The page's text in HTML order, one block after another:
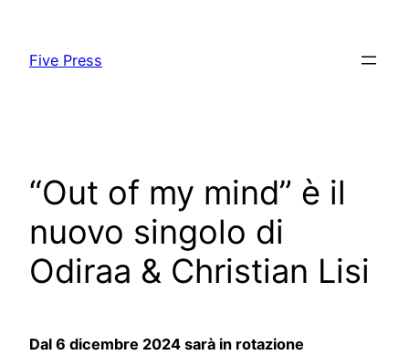
content
Five Press
“Out of my mind” è il
nuovo singolo di
Odiraa & Christian Lisi
Dal 6 dicembre 2024 sarà in rotazione